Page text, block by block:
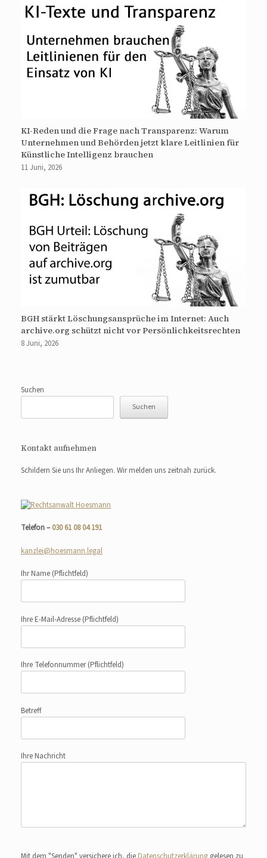
KI-Reden und die Frage nach Transparenz: Warum
Unternehmen und Behörden jetzt klare Leitlinien für
Künstliche Intelligenz brauchen
11 Juni, 2026
BGH stärkt Löschungsansprüche im Internet: Auch
archive.org schützt nicht vor Persönlichkeitsrechten
8 Juni, 2026
Suchen
Suchen
Kontakt aufnehmen
Schildern Sie uns Ihr Anliegen. Wir melden uns zeitnah zurück.
Telefon –030 61 08 04 191
kanzlei@hoesmann.legal
Ihr Name (Pflichtfeld)
Ihre E-Mail-Adresse (Pflichtfeld)
Ihre Telefonnummer(Pflichtfeld)
Betreff
Ihre Nachricht